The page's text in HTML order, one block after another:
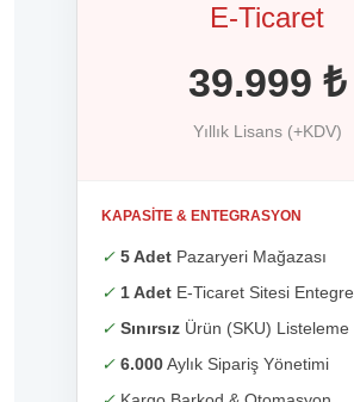
E-Ticaret
39.999 ₺
Yıllık Lisans (+KDV)
KAPASITE & ENTEGRASYON
✓ 5 Adet Pazaryeri Mağazası
✓ 1 Adet E-Ticaret Sitesi Entegre
✓ Sınırsız Ürün (SKU) Listeleme
✓ 6.000Aylık Sipariş Yönetimi